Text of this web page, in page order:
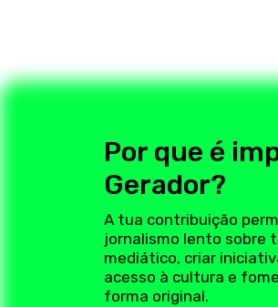
Por que é
Gerador?
A tua contribuição
jornalismo lento sobre
mediático, criar
acesso à cultura e
forma original.